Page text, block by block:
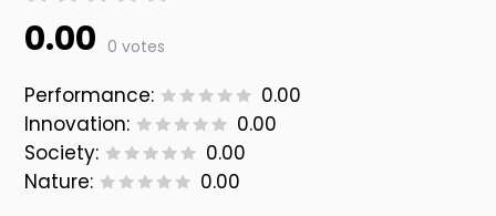
0.00 0 votes
Performance:
0.00
Innovation:
0.00
Society:
0.00
Nature:
0.00